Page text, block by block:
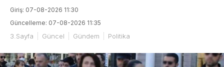
Giriş: 07-08-2026 11:30
Güncelleme: 07-08-2026 11:35
3.Sayfa Güncel Gündem Politika